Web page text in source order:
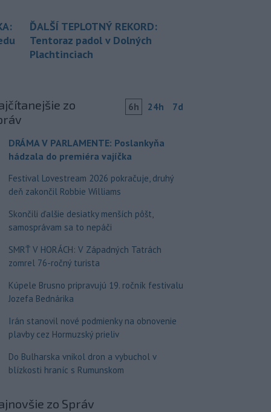
ĎALŠÍ TEPLOTNÝ REKORD:
Tentoraz padol v Dolných
Plachtinciach
zo
6h 24h 7d
DRÁMA V PARLAMENTE: Poslankyňa
hádzala do premiéra vajíčka
Festival Lovestream 2026 pokračuje, druhý
deň zakončil Robbie Williams
Skončili ďalšie desiatky menších pôšt,
samosprávam sa to nepáči
SMRŤ V HORÁCH: V Západných Tatrách
zomrel 76-ročný turista
Kúpele Brusno pripravujú 19. ročník festivalu
Jozefa Bednárika
Irán stanovil nové podmienky na obnovenie
plavby cez Hormuzský prieliv
Do Bulharska vnikol dron a vybuchol v
blízkosti hraníc s Rumunskom
zo Správ